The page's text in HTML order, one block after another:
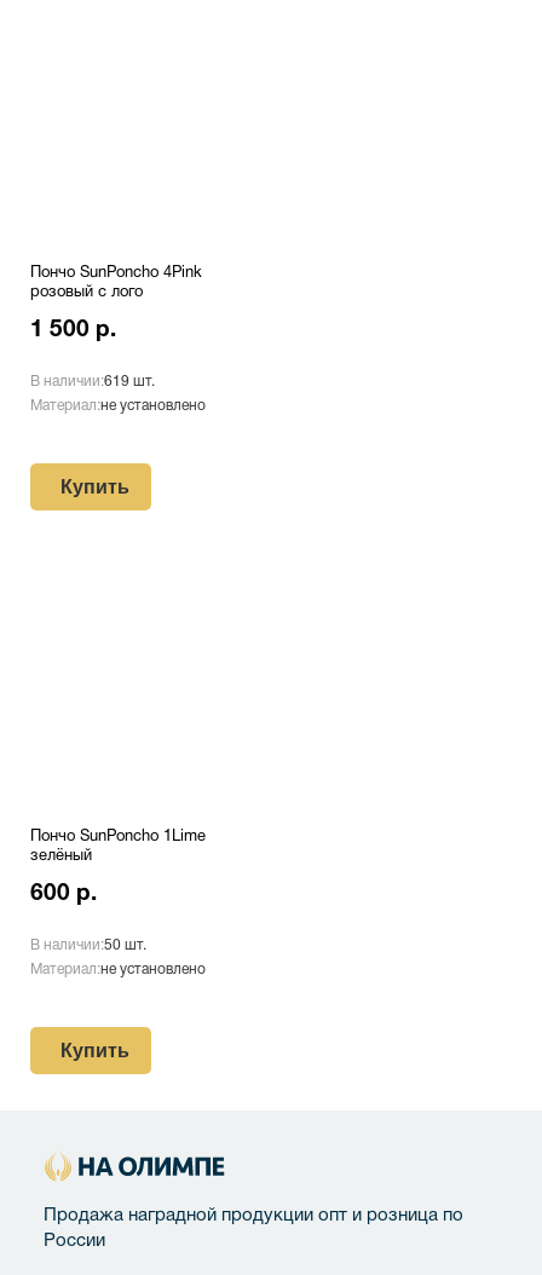
Пончо SunPoncho 4Pink
розовый с лого
1 500 р.
В наличии:619 шт.
Материал:не установлено
Купить
Пончо SunPoncho 1Lime
зелёный
600 р.
В наличии:50 шт.
Материал:не установлено
Купить
Продажа наградной продукции опт и розница по
России